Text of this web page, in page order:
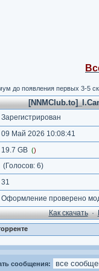
до появления первых 3-5
Зарегистрирован
09 Май 2026 10:08:41
19.7 GB ()
(Голосов: 6)
31
Оформление проверено
Как cкачать·
сообщения: